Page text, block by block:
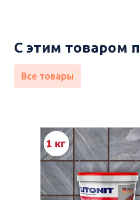
С этим товаром
Все товары